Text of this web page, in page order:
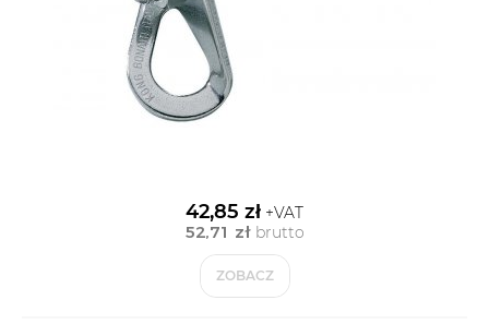
42,85 zł +VAT
52,71 złbrutto
ZOBACZ